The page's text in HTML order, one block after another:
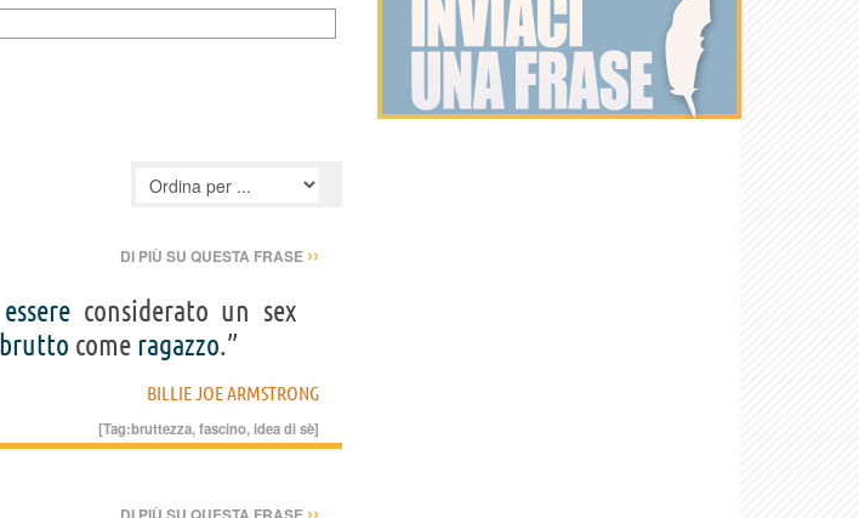
DI PIÙ SU QUESTA FRASE ››
essereconsiderato un sex
brutto come ragazzo.”
BILLIE JOE ARMSTRONG
[Tag:bruttezza,fascino,idea di sè]
››